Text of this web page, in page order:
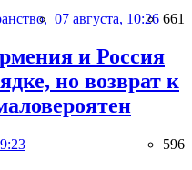
07 августа, 10:26 661
и Россия
но возврат к
596